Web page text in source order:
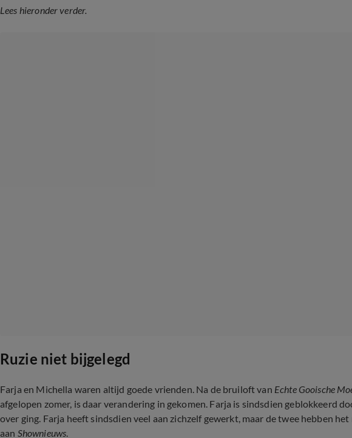
Lees hieronder verder.
Ruzie niet bijgelegd
Farja en Michella waren altijd goede vrienden. Na de bruiloft van Echte Gooische
afgelopen zomer, is daar verandering in gekomen. Farja is sindsdien geblokkeerd
over ging. Farja heeft sindsdien veel aan zichzelf gewerkt, maar de twee hebben
aan Shownieuws.